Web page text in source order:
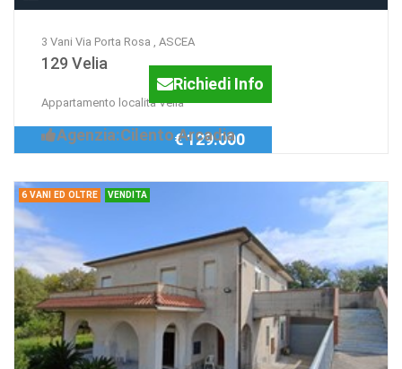
3 Vani Via Porta Rosa , ASCEA
129 Velia
Appartamento località Velia
Richiedi Info
Agenzia:Cilento Arcadia
€ 129.000
6 VANI ED OLTRE VENDITA